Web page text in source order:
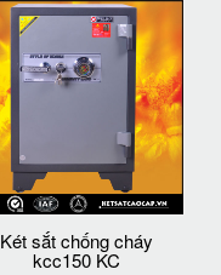
Két sắt chống cháy
kcc150 KC